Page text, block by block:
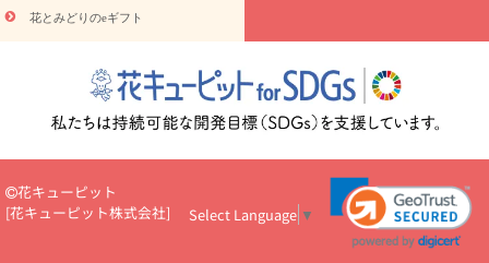
え・お悔やみ・7000円～
365日の誕生花カレンダー
いのマナー
定年退職祝いのマナー
お祝いを贈るときのマナー・
花キューピットのお祝いコラム一覧
誕生日のお花を「色
彩心理学」で選ぶ方法
結婚祝いの予算相場
出産祝いお役立ち情
報
転職祝いのマナー基礎知識
ペットのお祝いワンポイントアド
お見舞いのマナーとル
ール
新築引っ越し祝いコラム お祝い花のマナー総まとめ
職
場上司や先輩へ贈るお祝い花の正解は？
開店祝いの花 選び方ガイ
花とみどりのeギフト
花キューピット
[花キューピット株式会社] Select Language ▼